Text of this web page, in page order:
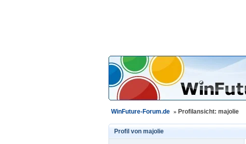
WinFuture-Forum.de » Profilansicht: majolie
Profil von majolie